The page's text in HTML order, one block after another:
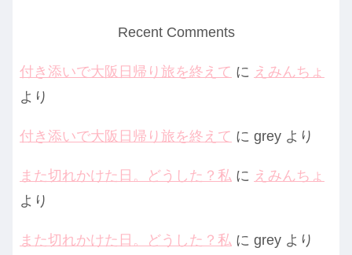
Recent Comments
付き添いで大阪日帰り旅を終えて に えみんちょ
より
付き添いで大阪日帰り旅を終えて に grey より
また切れかけた日。どうした？私 に えみんちょ
より
また切れかけた日。どうした？私 に grey より